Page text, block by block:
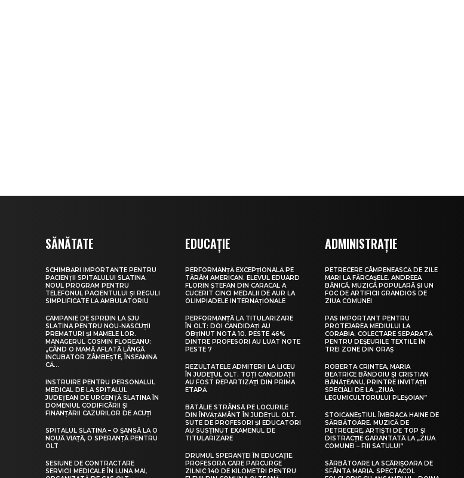
SĂNĂTATE
SCHIMBĂRI IMPORTANTE PENTRU
PACIENȚII SPITALULUI SLATINA.
NOUL PROGRAM PENTRU
TELEFONUL PACIENTULUI ȘI REGULI
SIMPLIFICATE LA AMBULATORIU
CAMPANIE DE SPRIJIN LA SJU
SLATINA PENTRU NOU-NĂSCUȚII
PREMATURI ȘI MAMELE LOR.
MANAGERUL COSMIN FLOREANU:
„CÂND O MAMĂ AFLATĂ LÂNGĂ
INCUBATOR ZÂMBEȘTE, ÎNSEAMNĂ
CĂ...
INSTRUIRE PENTRU PERSONALUL
MEDICAL DE LA SPITALUL
JUDEȚEAN DE URGENȚĂ SLATINA ÎN
DOMENIUL CODIFICĂRII ȘI
FINANȚĂRII CAZURILOR DE ACUȚI
SPITALUL SLATINA – O ȘANSĂ LA O
NOUĂ VIAȚĂ, O SPERANȚĂ PENTRU
OLT
SESIUNE DE CONTRACTARE
SERVICII MEDICALE ÎN LUNA MAI,
EDUCAȚIE
PERFORMANȚĂ EXCEPȚIONALĂ PE
TĂRÂM AMERICAN. ELEVUL EDUARD
FLORIN ȘTEFAN DIN CARACAL A
CUCERIT CINCI MEDALII DE AUR LA
OLIMPIADELE INTERNAȚIONALE
PERFORMANȚĂ LA TITULARIZARE
ÎN OLT: DOI CANDIDAȚI AU
OBȚINUT NOTA 10. PESTE 46%
DINTRE PROFESORI AU LUAT NOTE
PESTE 7
REZULTATELE ADMITERII LA LICEU
ÎN JUDEȚUL OLT. TOȚI CANDIDAȚII
AU FOST REPARTIZAȚI DIN PRIMA
ETAPĂ
BĂTĂLIE STRÂNSĂ PE LOCURILE
DIN ÎNVĂȚĂMÂNT ÎN JUDEȚUL OLT.
SUTE DE PROFESORI ȘI EDUCATORI
AU SUSȚINUT EXAMENUL DE
TITULARIZARE
DRUMUL SPERANȚEI ÎN EDUCAȚIE.
PROFESORA CARE PARCURGE
ZILNIC 140 DE KILOMETRI PENTRU
ADMINISTRAȚIE
PETRECERE CÂMPENEASCĂ DE ZILE
MARI LA FĂRCAȘELE. ANDREEA
BĂNICĂ, MUZICĂ POPULARĂ ȘI UN
FOC DE ARTIFICII GRANDIOS DE
ZIUA COMUNEI
PAS IMPORTANT PENTRU
PROTEJAREA MEDIULUI LA
CORABIA. COLECTARE SEPARATĂ
PENTRU DEȘEURILE TEXTILE ÎN
TREI ZONE DIN ORAȘ
ROBERTA CRINTEA, MARIA
BEATRICE BĂNDOIU ȘI CRISTIAN
BĂNĂȚEANU, PRINTRE INVITAȚII
SPECIALI DE LA „ZIUA
LEGUMICULTORULUI PLEȘOIAN”
STOICĂNEȘTIUL ÎMBRACĂ HAINE DE
SĂRBĂTOARE. MUZICĂ DE
PETRECERE, ARTIȘTI DE TOP ȘI
DISTRACȚIE GARANTATĂ LA „ZIUA
COMUNEI – FIII SATULUI”
SĂRBĂTOARE LA SCĂRIȘOARA DE
SFÂNTA MARIA. SPECTACOL